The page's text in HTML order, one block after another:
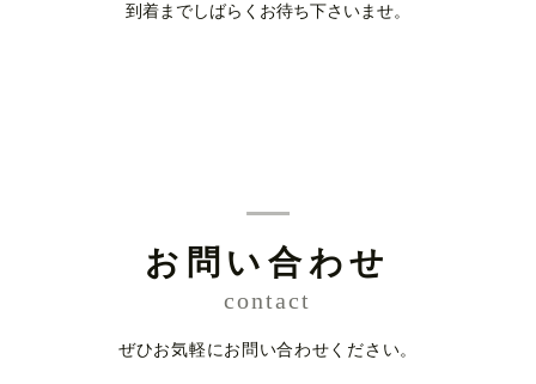
到着までしばらくお待ち下さいませ。
お問い合わせ
contact
ぜひお気軽にお問い合わせください。